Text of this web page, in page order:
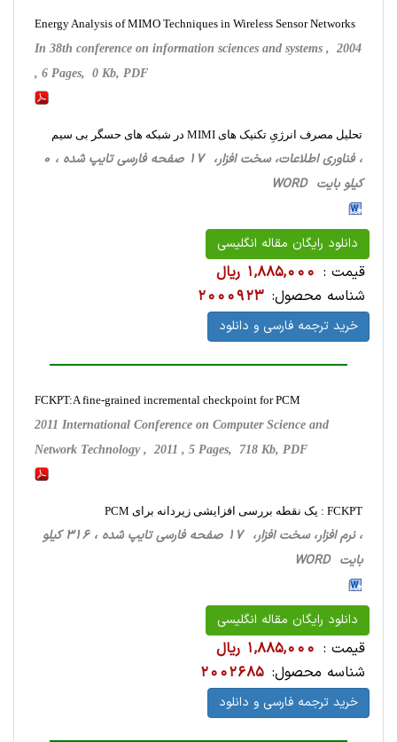
Energy Analysis of MIMO Techniques in Wireless Sensor Networks
In 38th conference on information sciences and systems , 2004
, 6 Pages, 0 Kb, PDF
تحلیل مصرف انرژیِ تکنیک های MIMI در شبکه های حسگر بی سیم
، فناوری اطلاعات، سخت ‌افزار، 17 صفحه فارسی تایپ شده ، 0
کیلو بایت WORD
دانلود رایگان مقاله انگلیسی
قیمت : 1,885,000 ریال
شناسه محصول: 2000923
خرید ترجمه فارسی و دانلود
FCKPT:A fine-grained incremental checkpoint for PCM
2011 International Conference on Computer Science and
Network Technology , 2011 , 5 Pages, 718 Kb, PDF
FCKPT : یک نقطه بررسی افزایشی زیردانه برای PCM
، نرم افزار، سخت ‌افزار، 17 صفحه فارسی تایپ شده ، 316 کیلو
بایت WORD
دانلود رایگان مقاله انگلیسی
قیمت : 1,885,000 ریال
شناسه محصول: 2002685
خرید ترجمه فارسی و دانلود